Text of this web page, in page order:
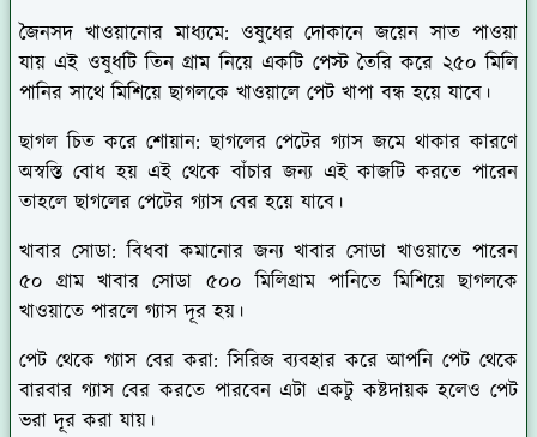
জৈনসদ খাওয়ানোর মাধ্যমে: ওষুধের দোকানে জয়েন সাত পাওয়া
যায় এই ওষুধটি তিন গ্রাম নিয়ে একটি পেস্ট তৈরি করে ২৫০ মিলি
পানির সাথে মিশিয়ে ছাগলকে খাওয়ালে পেট খাপা বন্ধ হয়ে যাবে।
ছাগল চিত করে শোয়ান:ছাগলের পেটের গ্যাস জমে থাকার কারণে
অস্বস্তি বোধ হয় এই থেকে বাঁচার জন্য এই কাজটি করতে পারেন
তাহলে ছাগলের পেটের গ্যাস বের হয়ে যাবে।
খাবার সোডা: বিধবা কমানোর জন্য খাবার সোডা খাওয়াতে পারেন
৫০ গ্রাম খাবার সোডা ৫০০ মিলিগ্রাম পানিতে মিশিয়ে ছাগলকে
খাওয়াতে পারলে গ্যাস দূর হয়।
পেট থেকে গ্যাস বের করা: সিরিজ ব্যবহার করে আপনি পেট থেকে
বারবার গ্যাস বের করতে পারবেন এটা একটু কষ্টদায়ক হলেও পেট
ভরা দূর করা যায়।